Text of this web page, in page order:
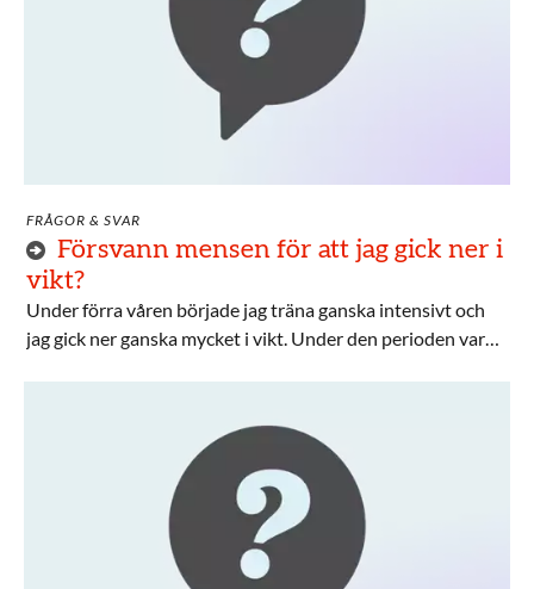
FRÅGOR & SVAR
Försvann mensen för att jag gick ner i
vikt?
Under förra våren började jag träna ganska intensivt och
jag gick ner ganska mycket i vikt. Under den perioden var